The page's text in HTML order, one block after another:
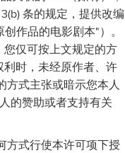
条的规定，提供改编
作品的电影剧本"）。
仅可按上文规定的方
时，未经原作者、许
方式主张或暗示您本人
的赞助或者支持有关
方式行使本许可项下授